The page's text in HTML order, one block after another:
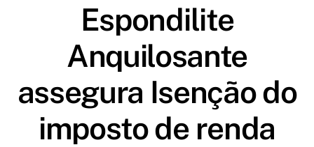
Espondilite
Anquilosante
assegura Isenção do
imposto de renda